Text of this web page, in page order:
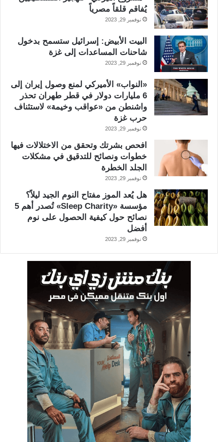
يُفاقم قلقاً مصرياً
نوفمبر 29, 2023
البيت الأبيض: إسرائيل ستسمح بدخول
شاحنات المساعدات إلى غزة
نوفمبر 29, 2023
«النواب» الأميركي لمنع وصول إيران إلى
6 مليارات دولار في قطر طهران تحذر
واشنطن من «عواقب وخيمة» لاستئناف
حرب غزة
نوفمبر 29, 2023
افحص بشرتك وتحقق من الاختلالات فيها
خطوات ونصائح للتدقيق في مشكلات
الجلد الخطرة
نوفمبر 29, 2023
هل يُعد الموز مفتاح النوم الجيد ليلاً؟
مؤسسة «Sleep Charity» تُصدر أهم 5
نصائح حول كيفية الحصول على نوم
أفضل
نوفمبر 29, 2023